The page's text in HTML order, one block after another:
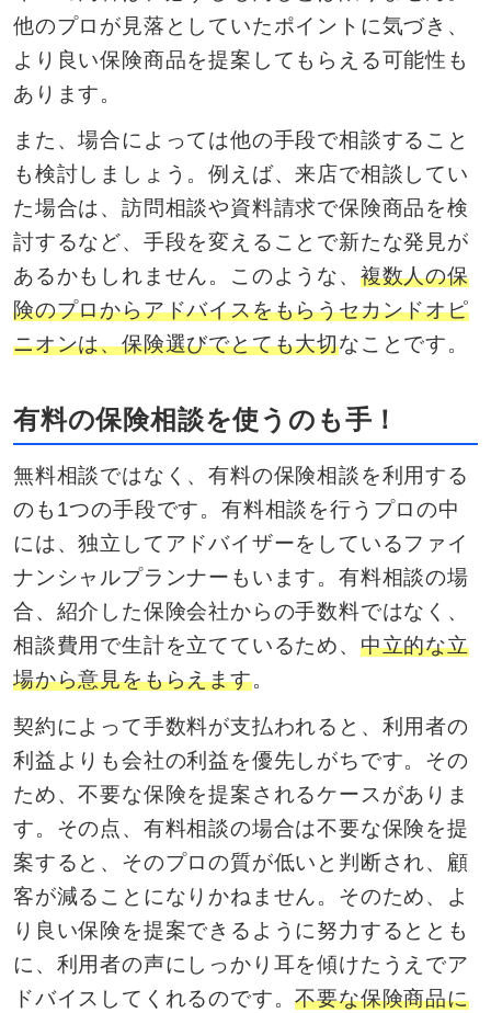
他のプロが見落としていたポイントに気づき、
より良い保険商品を提案してもらえる可能性も
あります。
また、場合によっては他の手段で相談すること
も検討しましょう。例えば、来店で相談してい
た場合は、訪問相談や資料請求で保険商品を検
討するなど、手段を変えることで新たな発見が
あるかもしれません。このような、 複数人の保
険のプロからアドバイスをもらうセカンドオピ
ニオンは、保険選びでとても大切なことです。
有料の保険相談を使うのも手！
無料相談ではなく、有料の保険相談を利用する
のも1つの手段です。有料相談を行うプロの中
には、独立してアドバイザーをしているファイ
ナンシャルプランナーもいます。有料相談の場
合、紹介した保険会社からの手数料ではなく、
相談費用で生計を立てているため、 中立的な立
場から意見をもらえます。
契約によって手数料が支払われると、利用者の
利益よりも会社の利益を優先しがちです。その
ため、不要な保険を提案されるケースがありま
す。その点、有料相談の場合は不要な保険を提
案すると、そのプロの質が低いと判断され、顧
客が減ることになりかねません。そのため、よ
り良い保険を提案できるように努力するととも
に、利用者の声にしっかり耳を傾けたうえでア
ドバイスしてくれるのです。不要な保険商品に